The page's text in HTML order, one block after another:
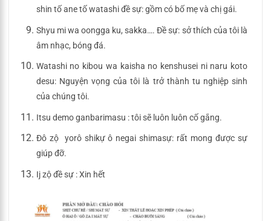
shin tố ane tố watashi đề sự: gồm có bố mẹ và chị gái.
Shyu mi wa oongga ku, sakka…. Đề sự: sở thích của tôi là
âm nhạc, bóng đá.
Watashi no kibou wa kaisha no kenshusei ni naru koto
desu: Nguyện vọng của tôi là trở thành tu nghiệp sinh
của chúng tôi.
Itsu demo ganbarimasu : tôi sẽ luôn luôn cố gắng.
Đô zộ yorô shikự ô negai shimasự: rất mong được sự
giúp đỡ.
Ij zộ đề sự : Xin hết